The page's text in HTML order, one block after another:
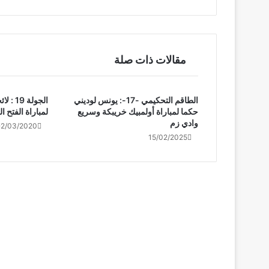
مقالات ذات صلة
لمباراة الفتح
03/2020
الطاقم التحكيمي -17-: يونس لوديني
حكما لمباراة أولمبيك خريبكة وسريع
وادي زم
15/02/2025